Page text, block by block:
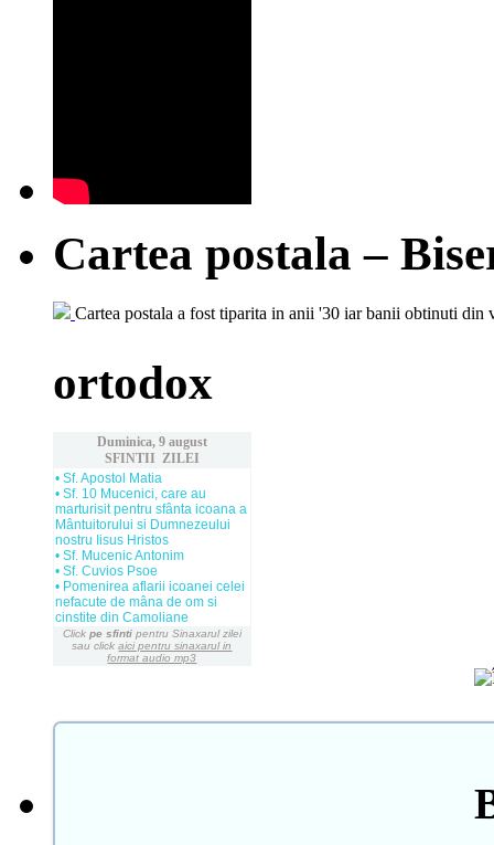
Cartea postala –
Cartea postala a fost tiparita in anii '30 iar banii obtinuti
ortodox
Duminica, 9 august
SFINTII ZILEI
• Sf. Apostol Matia
• Sf. 10 Mucenici, care au
marturisit pentru sfânta icoana a
Mântuitorului si Dumnezeului
nostru Iisus Hristos
• Sf. Mucenic Antonim
• Sf. Cuvios Psoe
• Pomenirea aflarii icoanei celei
nefacute de mâna de om si
cinstite din Camoliane
Click pe sfinti pentru Sinaxarul zilei
sau clickaici pentru sinaxarul in
format audio mp3